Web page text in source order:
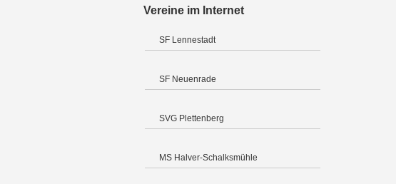
Vereine im Internet
SF Lennestadt
SF Neuenrade
SVG Plettenberg
MS Halver-Schalksmühle